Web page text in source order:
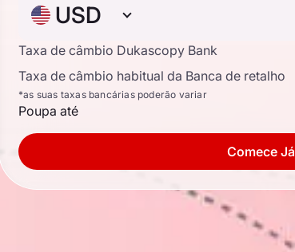
USD
Taxa de câmbio Dukascopy Bank
Taxa de câmbio habitual da Banca de retalho
*as suas taxas bancárias poderão variar
Poupa até
Comece Já